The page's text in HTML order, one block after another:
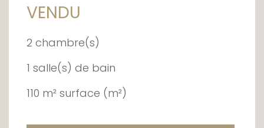
VENDU
2 chambre(s)
1 salle(s) de bain
110 m² surface (m²)